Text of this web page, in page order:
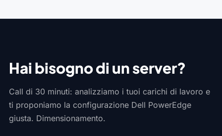
Hai bisogno di un server?
Call di 30 minuti: analizziamo i tuoi carichi di lavoro e
ti proponiamo la configurazione Dell PowerEdge
giusta. Dimensionamento.